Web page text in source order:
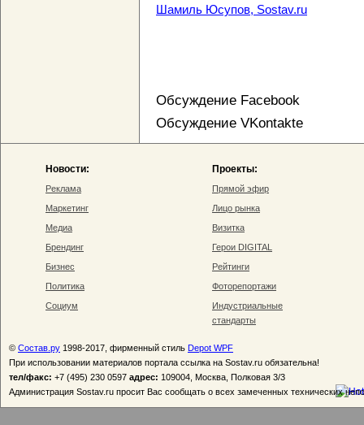
Шамиль Юсупов, Sostav.ru
Обсуждение Facebook
Обсуждение VKontakte
Новости:
Реклама
Маркетинг
Медиа
Брендинг
Бизнес
Политика
Социум
Проекты:
Прямой эфир
Лицо рынка
Визитка
Герои DIGITAL
Рейтинги
Фоторепортажи
Индустриальные
стандарты
© Состав.ру 1998-2017, фирменный стиль Depot WPF
При использовании материалов портала ссылка на Sostav.ru обязательна!
тел/факс: +7 (495) 230 0597 адрес: 109004, Москва, Полковая 3/3
Администрация Sostav.ru просит Вас сообщать о всех замеченных технических